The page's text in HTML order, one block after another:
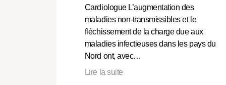
Cardiologue L’augmentation des
maladies non-transmissibles et le
fléchissement de la charge due aux
maladies infectieuses dans les pays du
Nord ont, avec…
Lire la suite